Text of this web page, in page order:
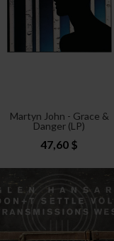
Martyn John - Grace &
Danger (LP)
47,60 $